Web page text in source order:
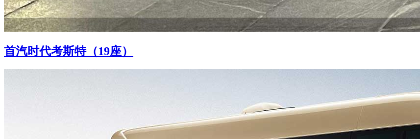
首汽时代考斯特（19座）